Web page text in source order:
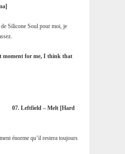
Silicone Soul pour moi, je
moment for me, I think that
07. Leftfield – Melt [Hard
énorme qu’il restera toujours